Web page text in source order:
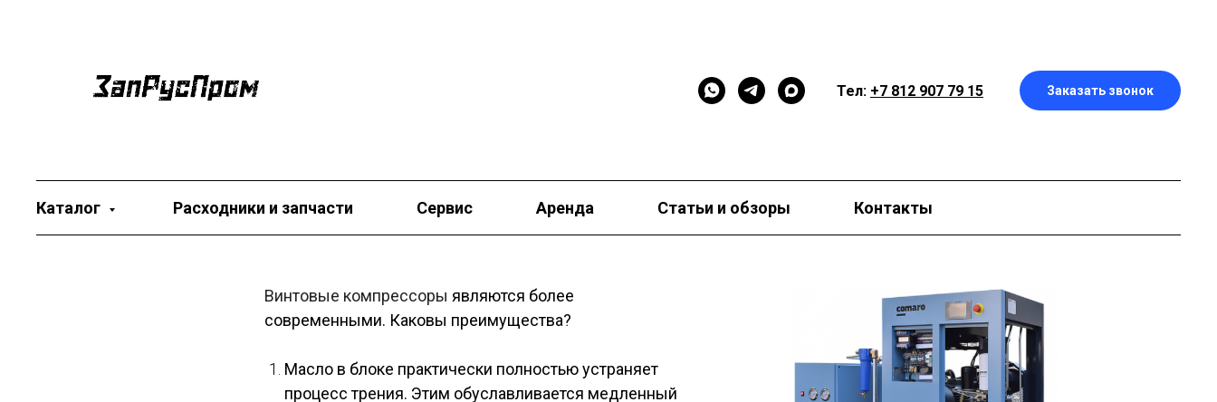
Тел: +7 812 907 79 15 Заказать звонок
Каталог Расходники и запчасти Сервис Аренда Статьи и обзоры Контакты
Винтовые компрессоры являются более
современными. Каковы преимущества?
Масло в блоке практически полностью устраняет
процесс трения. Этим обуславливается медленный